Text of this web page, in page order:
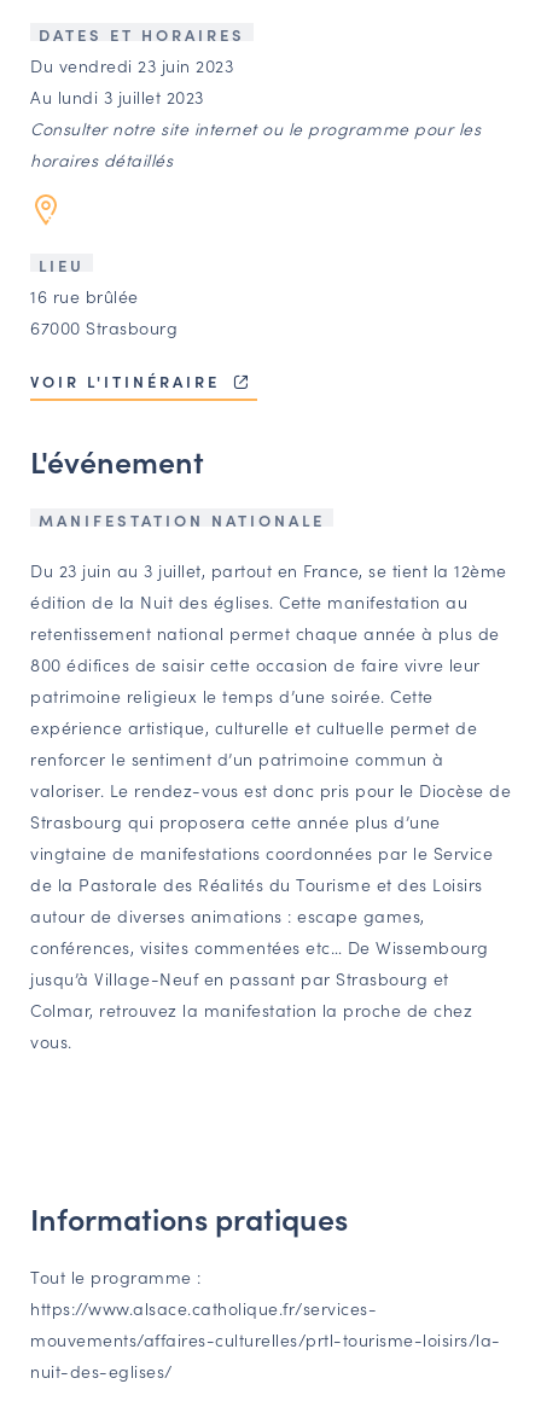
CONTACT
Agenda
Annuaire
Ressources
OFFRES D’EMPLOI ET DE STAGE
OUTILS EN LIGNE
Espace acteurs
NAVIGATION FILTRÉE « ACTEURS »
PORTAIL CULTURE
Comité d'Histoire Régionale
Service Inventaire et Patrimoines de la Région Grand Est
VOUS ÊTES…
Amateurs d’histoire et de patrimoine
Étudiants & chercheurs
DATES ET HORAIRES
Du vendredi 23 juin 2023
Au lundi 3 juillet 2023
Consulter notre site internet ou le programme pour les
horaires détaillés
LIEU
16 rue brûlée
67000 Strasbourg
VOIR L'ITINÉRAIRE
L'événement
MANIFESTATION NATIONALE
Du 23 juin au 3 juillet, partout en France, se tient la 12ème
édition de la Nuit des églises. Cette manifestation au
retentissement national permet chaque année à plus de
800 édifices de saisir cette occasion de faire vivre leur
patrimoine religieux le temps d’une soirée. Cette
expérience artistique, culturelle et cultuelle permet de
renforcer le sentiment d’un patrimoine commun à
valoriser. Le rendez-vous est donc pris pour le Diocèse de
Strasbourg qui proposera cette année plus d’une
vingtaine de manifestations coordonnées par le Service
de la Pastorale des Réalités du Tourisme et des Loisirs
autour de diverses animations : escape games,
conférences, visites commentées etc… De Wissembourg
jusqu’à Village-Neuf en passant par Strasbourg et
Colmar, retrouvez la manifestation la proche de chez
vous.
Informations pratiques
Tout le programme :
https://www.alsace.catholique.fr/services-
mouvements/affaires-culturelles/prtl-tourisme-loisirs/la-
nuit-des-eglises/